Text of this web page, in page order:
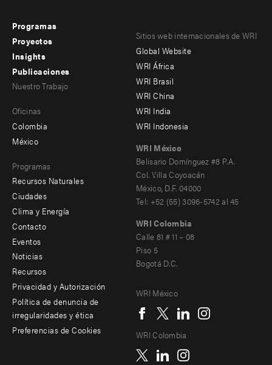
Footer
menu
-
Programas
Proyectos
Insights
Publicaciones
menu
-
Nuestro Trabajo
Oficinas
Colombia
México
Programas
Recursos Naturales
Ciudades
Clima y Energía
Footer
menu
-
Additional
Contacto
Eventos
Noticias
Recursos
Privacidad y Autorización
Política de denuncia de
irregularidades y ética
Preferencias de Cookies
Footer
menu
-
Offices
Sitios web internacionales de WRI
Global Website
WRI África
WRI Brasil
WRI China
WRI India
WRI Indonesia
WRI México
Belisario Domínguez #8 P.A.
Col. Villa Coyoacán
México, D.F. 04000
Tel: +52 (55) 3096-5742 al 45
WRI Colombia
Calle 81 # 11 – 08
Piso 5
Bogotá D.C.
Social
menu
WRI México
WRI Colombia